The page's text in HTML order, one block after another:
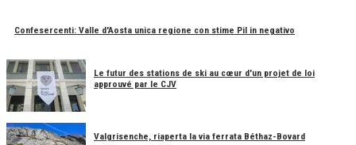
Confesercenti: Valle d'Aosta unica regione con stime Pil in negativo
Le futur des stations de ski au cœur d'un projet de loi
approuvé par le CJV
Valgrisenche, riaperta la via ferrata Béthaz-Bovard